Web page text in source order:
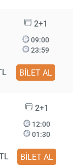
2+1
09:00
23:59
BİLET AL
2+1
12:00
01:30
BİLET AL